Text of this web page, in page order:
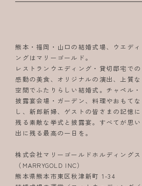
熊本・福岡・山口の結婚式場、ウエディ
ングはマリーゴールド。
レストランウエディング・貸切邸宅での
感動の美食、オリジナルの演出、上質な
空間でふたりらしい結婚式。チャペル・
披露宴会場・ガーデン、料理やおもてな
し、新郎新婦、ゲストの皆さまの記憶に
残る素敵な挙式と披露宴。すべてが思い
出に残る最高の一日を。
株式会社マリーゴールドホルディングス
（MARRYGOLD INC）
熊本県熊本市東区秋津新町 1-34